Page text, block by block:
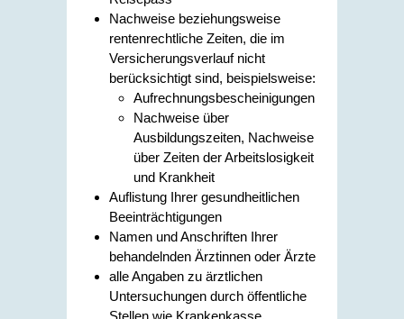
Nachweise beziehungsweise
rentenrechtliche Zeiten, die im
Versicherungsverlauf nicht
berücksichtigt sind, beispielsweise:
Aufrechnungsbescheinigungen
Nachweise über
Ausbildungszeiten, Nachweise
über Zeiten der Arbeitslosigkeit
und Krankheit
Auflistung Ihrer gesundheitlichen
Beeinträchtigungen
Namen und Anschriften Ihrer
behandelnden Ärztinnen oder Ärzte
alle Angaben zu ärztlichen
Untersuchungen durch öffentliche
Stellen wie Krankenkasse,